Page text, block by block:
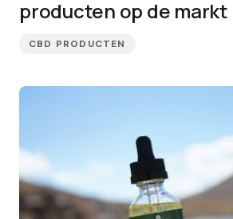
producten op de markt
CBD PRODUCTEN